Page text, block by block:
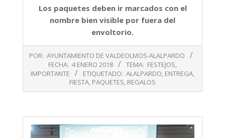
Los paquetes deben ir marcados con el
nombre bien visible por fuera del
envoltorio.
01-
04
POR: AYUNTAMIENTO DE VALDEOLMOS-ALALPARDO
FECHA: 4 ENERO 2018 TEMA: FESTEJOS
IMPORTANTE
ETIQUETADO: ALALPARDO ENTREGA
FIESTA PAQUETES REGALOS